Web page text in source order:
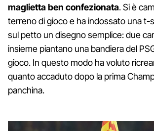
maglietta ben confezionata. Si è
terreno di gioco e ha indossato una t-
sul petto un disegno semplice: due
insieme piantano una bandiera del
gioco. In questo modo ha voluto
quanto accaduto dopo la prima
panchina.